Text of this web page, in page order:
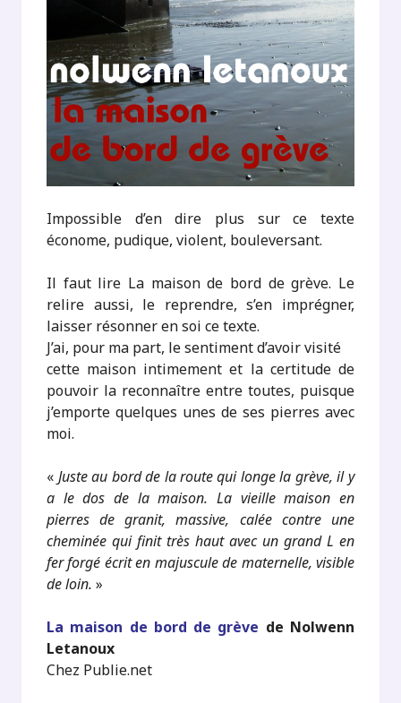
Impossible d’en dire plus sur ce texte
économe, pudique, violent, bouleversant.
Il faut lire La maison de bord de grève. Le
relire aussi, le reprendre, s’en imprégner,
laisser résonner en soi ce texte.
J’ai, pour ma part, le sentiment d’avoir visité
cette maison intimement et la certitude de
pouvoir la reconnaître entre toutes, puisque
j’emporte quelques unes de ses pierres avec
moi.
« Juste au bord de la route qui longe la grève, il y
a le dos de la maison. La vieille maison en
pierres de granit, massive, calée contre une
cheminée qui finit très haut avec un grand L en
fer forgé écrit en majuscule de maternelle, visible
de loin. »
La maison de bord de grève de Nolwenn
Letanoux
Chez Publie.net